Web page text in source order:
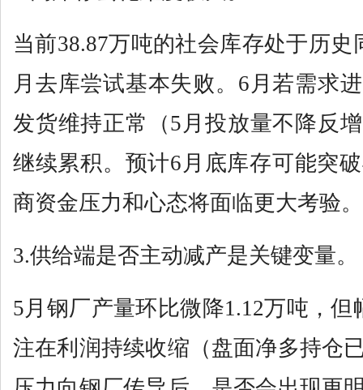
当前38.87万吨的社会库存处于历
月去库尝试基本失败。6月若需求
发货维持正常（5月投放量不降反
继续累积。预计6月底库存可能突
商资金压力和心态将面临更大考验。
3.供给端是否主动减产是关键变量。
5月钢厂产量环比微降1.12万吨，但
注在利润持续收缩（盘面净多持仓